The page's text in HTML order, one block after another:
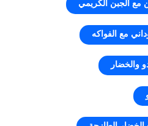
الجبن الكريمي
مع الفواكه
والخضار